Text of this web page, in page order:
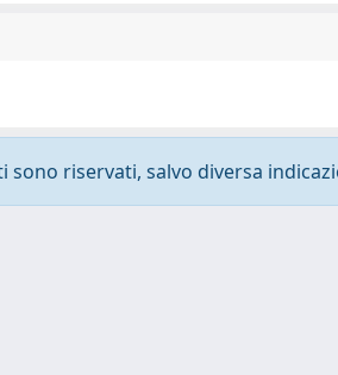
riservati, salvo diversa